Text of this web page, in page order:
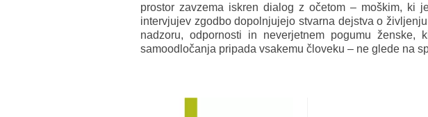
prostor zavzema iskren dialog z očetom – moškim, ki
intervjujev zgodbo dopolnjujejo stvarna dejstva o
nadzoru, odpornosti in neverjetnem pogumu
samoodločanja pripada vsakemu človeku – ne glede na